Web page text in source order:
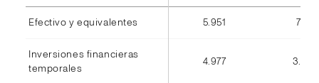
Efectivo y equivalentes 5.951 7.177
Inversiones financieras
temporales
4.977 3.380